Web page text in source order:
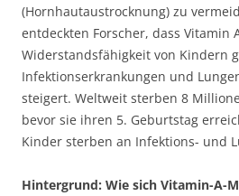
(Hornhautaustrocknung) zu
entdeckten Forscher, dass Vitamin
Widerstandsfähigkeit von Kindern
Infektionserkrankungen und
steigert. Weltweit sterben 8
bevor sie ihren 5. Geburtstag
Kinder sterben an Infektions- und
Hintergrund: Wie sich Vitamin-A-